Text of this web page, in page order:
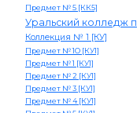
Предмет № 5 [КК5]
Уральский колледж
Коллекция № 1 [КУ]
Предмет № 1О [КУ1]
Предмет № 1 [КУ1]
Предмет № 2 [КУ1]
Предмет № 3 [КУ1]
Предмет № 4 [КУ1]